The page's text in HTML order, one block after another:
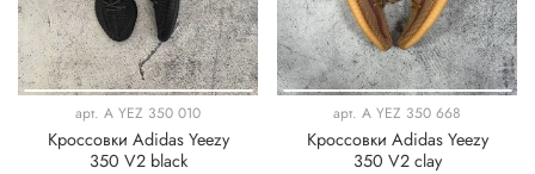
арт. A YEZ 350 010
Кроссовки Adidas Yeezy
350 V2 black
арт. A YEZ 350 668
Кроссовки Adidas Yeezy
350 V2 clay